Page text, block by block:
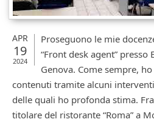
APR
19
2024
Proseguono le mie
“Front desk agent” presso
Genova. Come sempre,
contenuti tramite alcuni
delle quali ho profonda stima.
titolare del ristorante “Roma” a